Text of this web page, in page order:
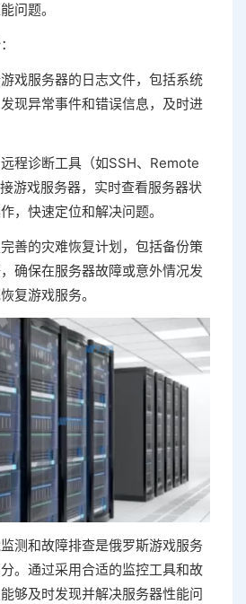
问题。
戏服务器的日志文件，包括系统
现异常事件和错误信息，及时进
程诊断工具（如SSH、Remote
游戏服务器，实时查看服务器状
，快速定位和解决问题。
善的灾难恢复计划，包括备份策
确保在服务器故障或意外情况发
复游戏服务。
测和故障排查是俄罗斯游戏服务
。通过采用合适的监控工具和故
够及时发现并解决服务器性能问